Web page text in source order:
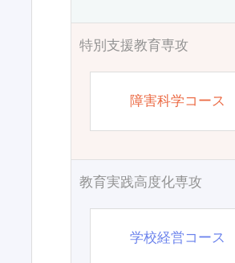
特別支援教育専攻
障害科学コース
教育実践高度化専攻
学校経営コース